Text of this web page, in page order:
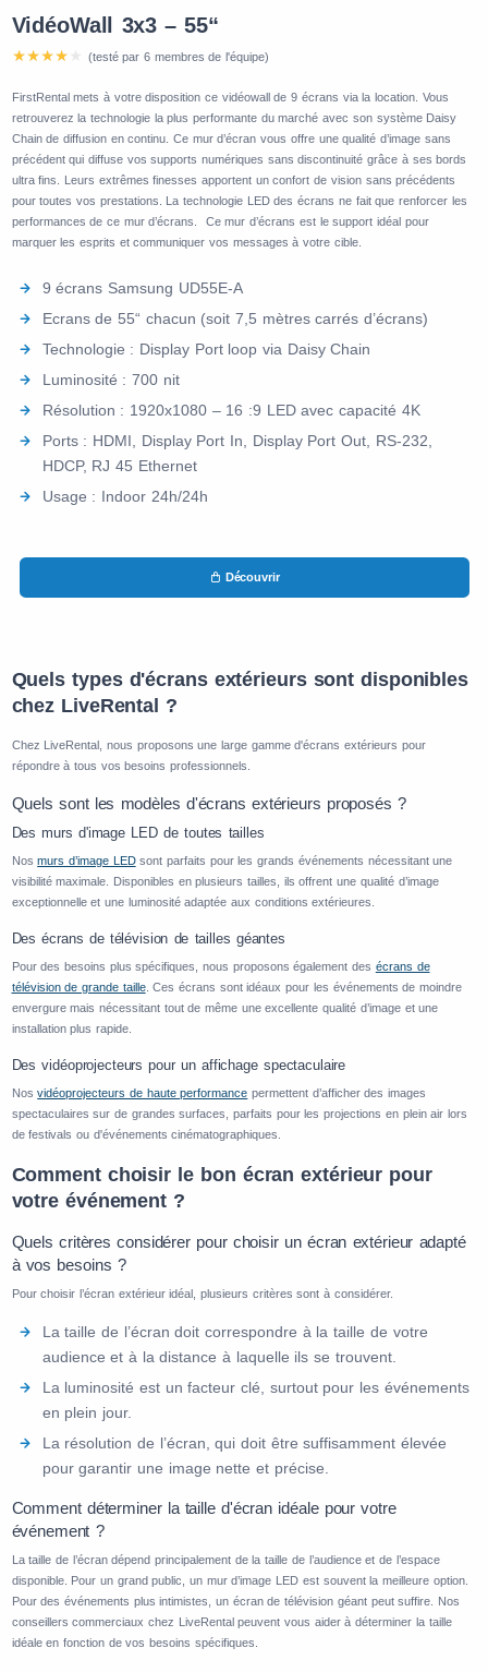
VidéoWall 3x3 – 55“
(testé par 6 membres de l'équipe)
FirstRental mets à votre disposition ce vidéowall de 9 écrans via la location. Vous
retrouverez la technologie la plus performante du marché avec son système Daisy
Chain de diffusion en continu. Ce mur d’écran vous offre une qualité d’image sans
précédent qui diffuse vos supports numériques sans discontinuité grâce à ses bords
ultra fins. Leurs extrêmes finesses apportent un confort de vision sans précédents
pour toutes vos prestations. La technologie LED des écrans ne fait que renforcer les
performances de ce mur d’écrans. Ce mur d’écrans est le support idéal pour
marquer les esprits et communiquer vos messages à votre cible.
9 écrans Samsung UD55E-A
Ecrans de 55“ chacun (soit 7,5 mètres carrés d’écrans)
Technologie : Display Port loop via Daisy Chain
Luminosité : 700 nit
Résolution : 1920x1080 – 16 :9 LED avec capacité 4K
Ports : HDMI, Display Port In, Display Port Out, RS-232,
HDCP, RJ 45 Ethernet
Usage : Indoor 24h/24h
Découvrir
Quels types d'écrans extérieurs sont disponibles
chez LiveRental ?
Chez LiveRental, nous proposons une large gamme d'écrans extérieurs pour
répondre à tous vos besoins professionnels.
Quels sont les modèles d'écrans extérieurs proposés ?
Des murs d'image LED de toutes tailles
Nosmurs d’image LEDsont parfaits pour les grands événements nécessitant une
visibilité maximale. Disponibles en plusieurs tailles, ils offrent une qualité d’image
exceptionnelle et une luminosité adaptée aux conditions extérieures.
Des écrans de télévision de tailles géantes
Pour des besoins plus spécifiques, nous proposons également des écrans de
télévision de grande taille. Ces écrans sont idéaux pour les événements de moindre
envergure mais nécessitant tout de même une excellente qualité d’image et une
installation plus rapide.
Des vidéoprojecteurs pour un affichage spectaculaire
Nosvidéoprojecteurs de haute performance permettent d’afficher des images
spectaculaires sur de grandes surfaces, parfaits pour les projections en plein air lors
de festivals ou d'événements cinématographiques.
Comment choisir le bon écran extérieur pour
votre événement ?
Quels critères considérer pour choisir un écran extérieur adapté
à vos besoins ?
Pour choisir l’écran extérieur idéal, plusieurs critères sont à considérer.
La taille de l’écran doit correspondre à la taille de votre
audience et à la distance à laquelle ils se trouvent.
La luminosité est un facteur clé, surtout pour les événements
en plein jour.
La résolution de l’écran, qui doit être suffisamment élevée
pour garantir une image nette et précise.
Comment déterminer la taille d'écran idéale pour votre
événement ?
La taille de l’écran dépend principalement de la taille de l’audience et de l’espace
disponible. Pour un grand public, un mur d’image LED est souvent la meilleure option.
Pour des événements plus intimistes, un écran de télévision géant peut suffire. Nos
conseillers commerciaux chez LiveRental peuvent vous aider à déterminer la taille
idéale en fonction de vos besoins spécifiques.